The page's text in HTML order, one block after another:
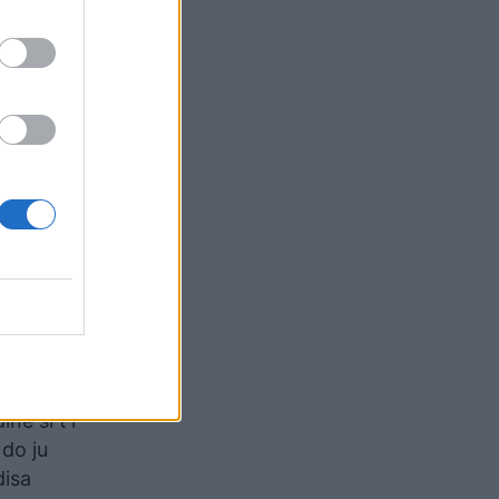
më
me
të
si t’i
ju